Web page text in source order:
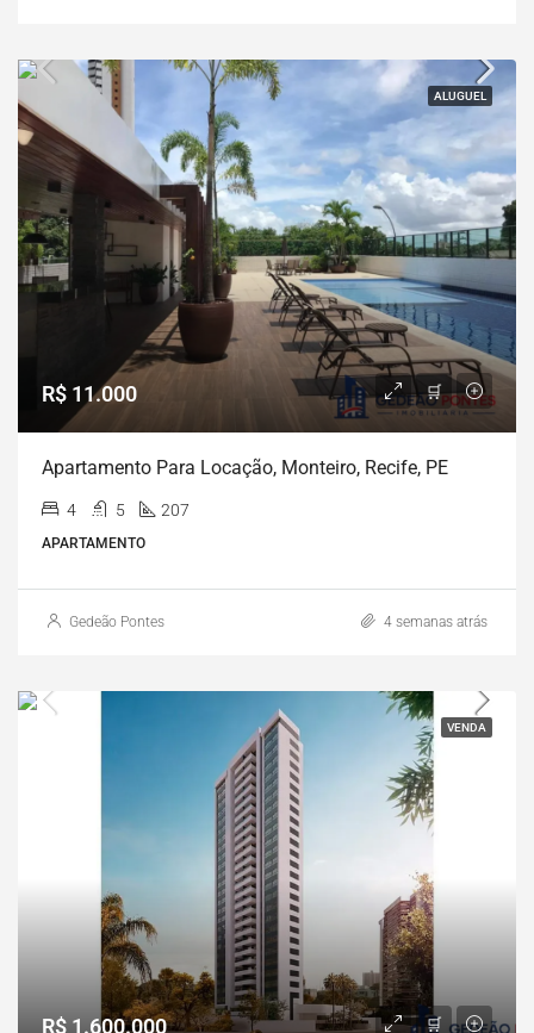
ALUGUEL
R$ 11.000
Apartamento Para Locação, Monteiro, Recife, PE
4 5 207
APARTAMENTO
Gedeão Pontes 4 semanas atrás
VENDA
R$ 1.600.000